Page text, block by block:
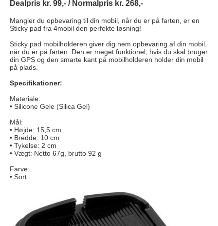
Dealpris kr. 99,- / Normalpris kr. 268,-
Mangler du opbevaring til din mobil, når du er på farten, er en
Sticky pad fra 4mobil den perfekte løsning!
Sticky pad mobilholderen giver dig nem opbevaring af din mobil,
når du er på farten. Den er meget funktionel, hvis du skal bruger
din GPS og den smarte kant på mobilholderen holder din mobil
på plads.
Specifikationer:
Materiale:
• Silicone Gele (Silica Gel)
Mål:
• Højde: 15,5 cm
• Bredde: 10 cm
• Tykelse: 2 cm
• Vægt: Netto 67g, brutto 92 g
Farve:
• Sort